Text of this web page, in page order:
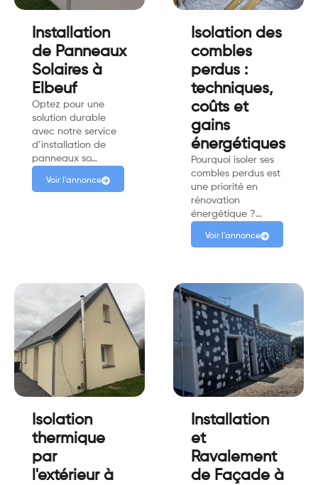
Installation
de Panneaux
Solaires à
Elbeuf
Optez pour une
solution durable
avec notre service
d’installation de
panneaux so…
Voir l'annonce
Isolation des
combles
perdus :
techniques,
coûts et
gains
énergétiques
Pourquoi isoler ses
combles perdus est
une priorité en
rénovation
énergétique ?…
Voir l'annonce
Isolation
thermique
par
l'extérieur à
Installation
et
Ravalement
de Façade à